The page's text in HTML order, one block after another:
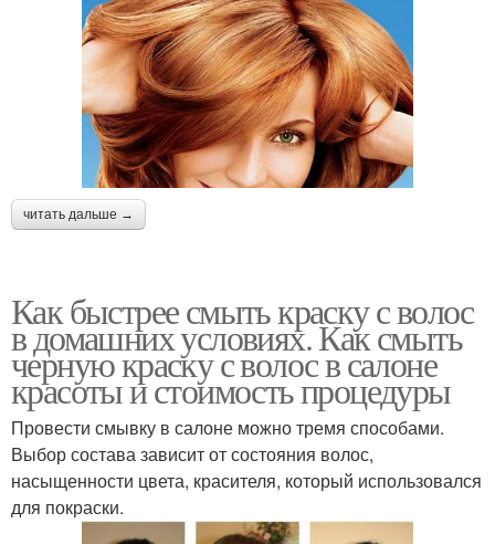
читать дальше →
Как быстрее смыть краску с волос
в домашних условиях. Как смыть
черную краску с волос в салоне
красоты и стоимость процедуры
Провести смывку в салоне можно тремя способами.
Выбор состава зависит от состояния волос,
насыщенности цвета, красителя, который использовался
для покраски.